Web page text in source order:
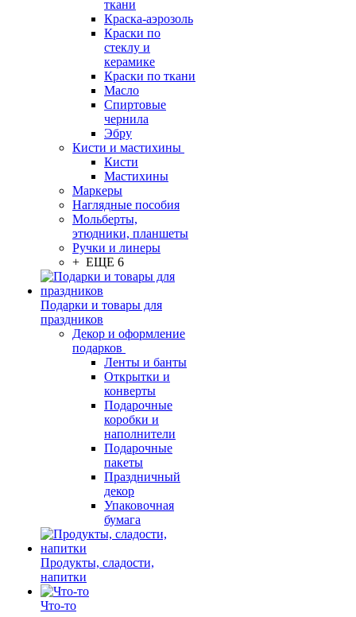
ткани
Краска-аэрозоль
Краски по
стеклу и
керамике
Краски по ткани
Масло
Спиртовые
чернила
Эбру
Кисти и мастихины
Кисти
Мастихины
Маркеры
Наглядные пособия
Мольберты,
этюдники, планшеты
Ручки и линеры
+ ЕЩЕ 6
Подарки и товары для
праздников
Декор и оформление
подарков
Ленты и банты
Открытки и
конверты
Подарочные
коробки и
наполнители
Подарочные
пакеты
Праздничный
декор
Упаковочная
бумага
Продукты, сладости,
напитки
Что-то